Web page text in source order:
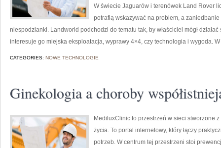
W świecie Jaguarów i terenówek Land Rover
potrafią wskazywać na problem, a
niespodzianki. Landworld podchodzi do tematu tak, by właściciel mógł
interesuje go miejska eksploatacja, wyprawy 4×4, czy technologia i wygoda. W
CATEGORIES: NOWE TECHNOLOGIE
Ginekologia a choroby
MediluxClinic to przestrzeń w sieci stworzone
życia. To portal internetowy, który łączy
potrzeb. W centrum tej przestrzeni stoi